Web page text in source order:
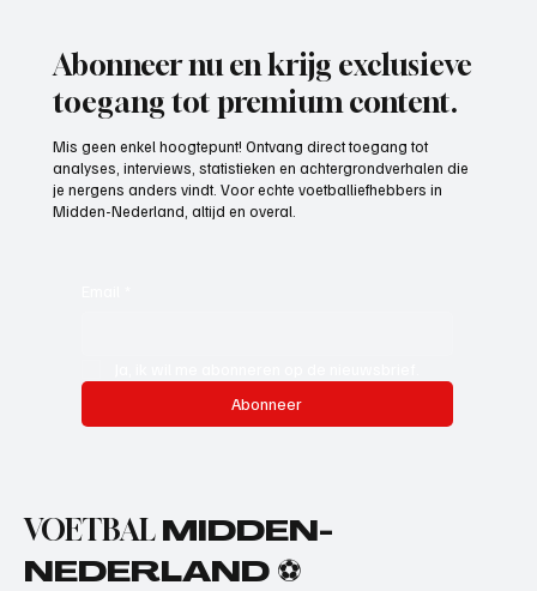
Abonneer nu en krijg exclusieve
toegang tot premium content.
Mis geen enkel hoogtepunt! Ontvang direct toegang tot
analyses, interviews, statistieken en achtergrondverhalen die
je nergens anders vindt. Voor echte voetballiefhebbers in
Midden-Nederland, altijd en overal.
Abonneer
VOETBAL MIDDEN-
NEDERLAND ⚽